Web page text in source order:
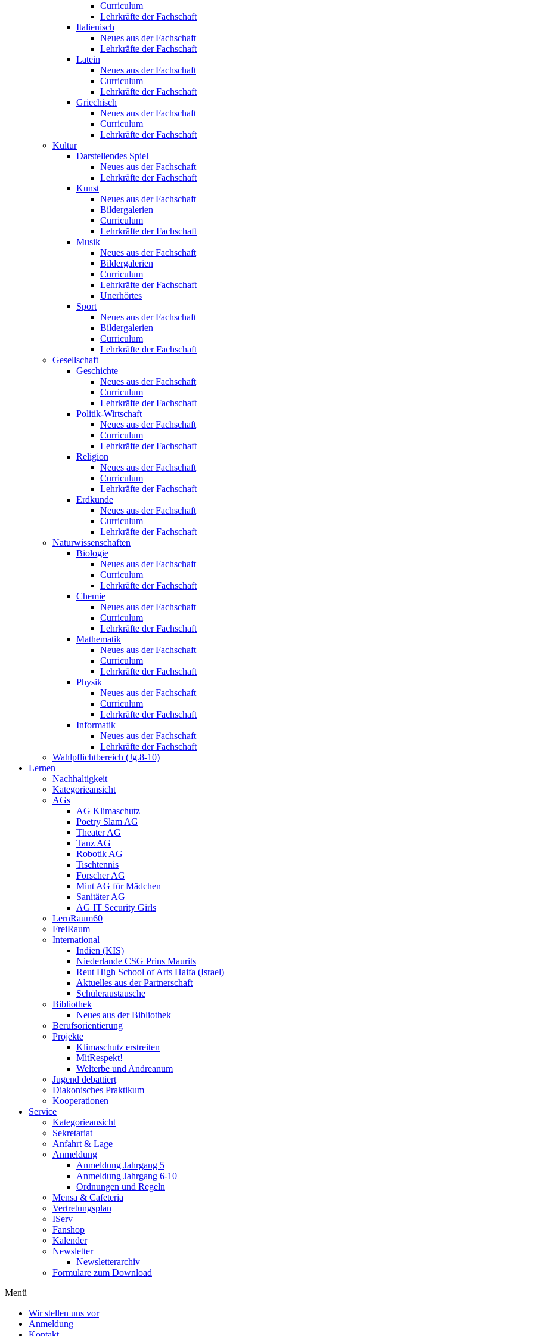
Curriculum
Lehrkräfte der Fachschaft
Italienisch
Neues aus der Fachschaft
Lehrkräfte der Fachschaft
Latein
Neues aus der Fachschaft
Curriculum
Lehrkräfte der Fachschaft
Griechisch
Neues aus der Fachschaft
Curriculum
Lehrkräfte der Fachschaft
Kultur
Darstellendes Spiel
Neues aus der Fachschaft
Lehrkräfte der Fachschaft
Kunst
Neues aus der Fachschaft
Bildergalerien
Curriculum
Lehrkräfte der Fachschaft
Musik
Neues aus der Fachschaft
Bildergalerien
Curriculum
Lehrkräfte der Fachschaft
Unerhörtes
Sport
Neues aus der Fachschaft
Bildergalerien
Curriculum
Lehrkräfte der Fachschaft
Gesellschaft
Geschichte
Neues aus der Fachschaft
Curriculum
Lehrkräfte der Fachschaft
Politik-Wirtschaft
Neues aus der Fachschaft
Curriculum
Lehrkräfte der Fachschaft
Religion
Neues aus der Fachschaft
Curriculum
Lehrkräfte der Fachschaft
Erdkunde
Neues aus der Fachschaft
Curriculum
Lehrkräfte der Fachschaft
Naturwissenschaften
Biologie
Neues aus der Fachschaft
Curriculum
Lehrkräfte der Fachschaft
Chemie
Neues aus der Fachschaft
Curriculum
Lehrkräfte der Fachschaft
Mathematik
Neues aus der Fachschaft
Curriculum
Lehrkräfte der Fachschaft
Physik
Neues aus der Fachschaft
Curriculum
Lehrkräfte der Fachschaft
Informatik
Neues aus der Fachschaft
Lehrkräfte der Fachschaft
Wahlpflichtbereich (Jg.8-10)
Lernen+
Nachhaltigkeit
Kategorieansicht
AGs
AG Klimaschutz
Poetry Slam AG
Theater AG
Tanz AG
Robotik AG
Tischtennis
Forscher AG
Mint AG für Mädchen
Sanitäter AG
AG IT Security Girls
LernRaum60
FreiRaum
International
Indien (KIS)
Niederlande CSG Prins Maurits
Reut High School of Arts Haifa (Israel)
Aktuelles aus der Partnerschaft
Schüleraustausche
Bibliothek
Neues aus der Bibliothek
Berufsorientierung
Projekte
Klimaschutz erstreiten
MitRespekt!
Welterbe und Andreanum
Jugend debattiert
Diakonisches Praktikum
Kooperationen
Service
Kategorieansicht
Sekretariat
Anfahrt & Lage
Anmeldung
Anmeldung Jahrgang 5
Anmeldung Jahrgang 6-10
Ordnungen und Regeln
Mensa & Cafeteria
Vertretungsplan
IServ
Fanshop
Kalender
Newsletter
Newsletterarchiv
Formulare zum Download
Menü
Wir stellen uns vor
Anmeldung